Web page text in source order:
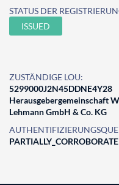
STATUS DER
ISSUED
ZUSTÄNDIGE LOU:
5299000J2N45DDNE4Y28
Herausgebergemeinschaft
Lehmann GmbH & Co. KG